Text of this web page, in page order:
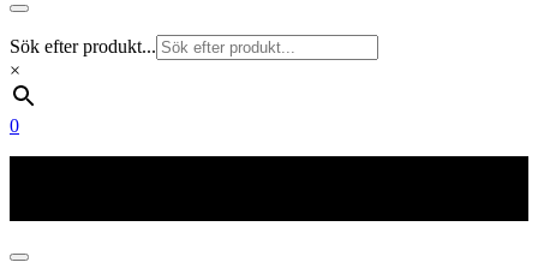
Sök efter produkt...
×
0